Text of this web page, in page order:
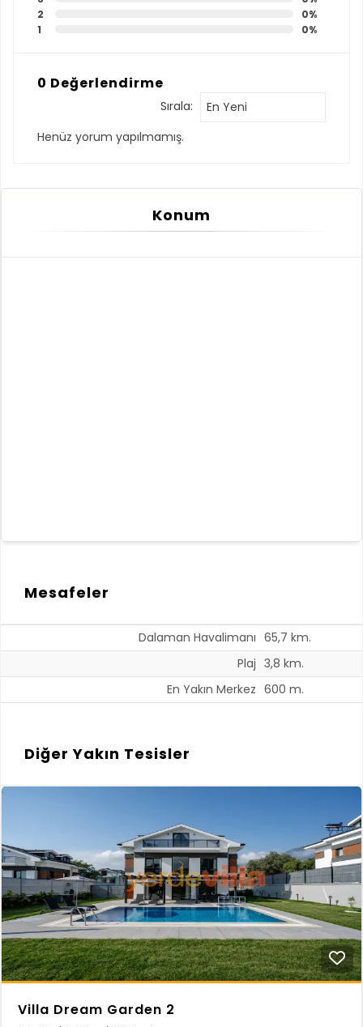
2
0%
1
0%
0 Değerlendirme
Sırala:
En Yeni
Henüz yorum yapılmamış.
Konum
Mesafeler
Dalaman Havalimanı 65,7 km.
Plaj 3,8 km.
En Yakın Merkez 600 m.
Diğer Yakın Tesisler
Villa Dream Garden 2